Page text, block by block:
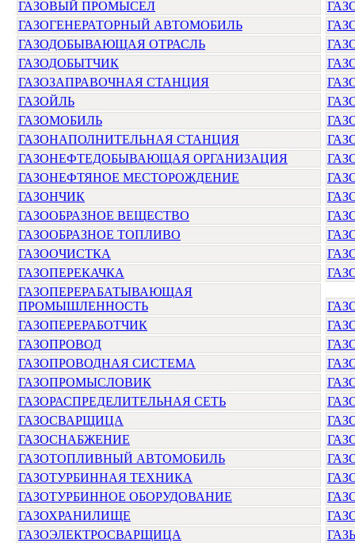
ГАЗОВЫЙ ПРОМЫСЕЛ
ГАЗОГЕНЕРАТОРНЫЙ АВТОМОБИЛЬ
ГАЗОДОБЫВАЮЩАЯ ОТРАСЛЬ
ГАЗОДОБЫТЧИК
ГАЗОЗАПРАВОЧНАЯ СТАНЦИЯ
ГАЗОЙЛЬ
ГАЗОМОБИЛЬ
ГАЗОНАПОЛНИТЕЛЬНАЯ СТАНЦИЯ
ГАЗОНЕФТЕДОБЫВАЮЩАЯ ОРГАНИЗАЦИЯ
ГАЗОНЕФТЯНОЕ МЕСТОРОЖДЕНИЕ
ГАЗОНЧИК
ГАЗООБРАЗНОЕ ВЕЩЕСТВО
ГАЗООБРАЗНОЕ ТОПЛИВО
ГАЗООЧИСТКА
ГАЗОПЕРЕКАЧКА
ГАЗОПЕРЕРАБАТЫВАЮЩАЯ
ПРОМЫШЛЕННОСТЬ
ГАЗОПЕРЕРАБОТЧИК
ГАЗОПРОВОД
ГАЗОПРОВОДНАЯ СИСТЕМА
ГАЗОПРОМЫСЛОВИК
ГАЗОРАСПРЕДЕЛИТЕЛЬНАЯ СЕТЬ
ГАЗОСВАРЩИЦА
ГАЗОСНАБЖЕНИЕ
ГАЗОТОПЛИВНЫЙ АВТОМОБИЛЬ
ГАЗОТУРБИННАЯ ТЕХНИКА
ГАЗОТУРБИННОЕ ОБОРУДОВАНИЕ
ГАЗОХРАНИЛИЩЕ
ГАЗОЭЛЕКТРОСВАРЩИЦА